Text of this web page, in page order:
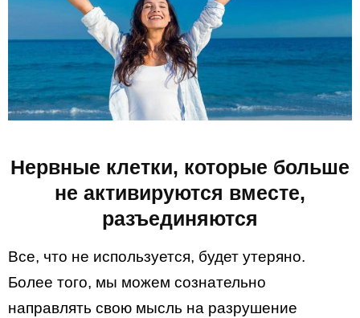
Нервные клетки, которые больше
не активируются вместе,
разъединяются
Все, что не используется, будет утеряно.
Более того, мы можем сознательно
направлять свою мысль на разрушение